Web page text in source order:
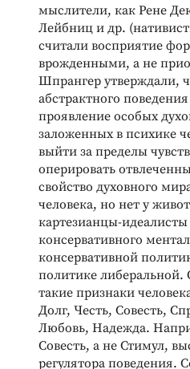
мыслители, как Рене
Лейбниц и др.
считали восприятие
врожденными, а не
Шпрангер утверждали,
абстрактного
проявление особых
заложенных в психике
выйти за пределы
оперировать
свойство духовного
человека, но нет у
картезианцы-
консервативного
консервативной
политике либеральной.
такие признаки
Долг, Честь, Совесть,
Любовь, Надежда.
Совесть, а не Стимул,
регулятора поведения.